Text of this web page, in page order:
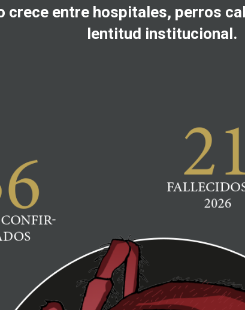
crece entre hospitales, perros
lentitud institucional.